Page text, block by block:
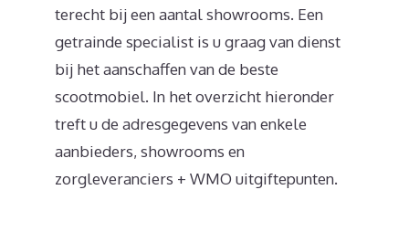
terecht bij een aantal showrooms. Een
getrainde specialist is u graag van dienst
bij het aanschaffen van de beste
scootmobiel. In het overzicht hieronder
treft u de adresgegevens van enkele
aanbieders, showrooms en
zorgleveranciers + WMO uitgiftepunten.